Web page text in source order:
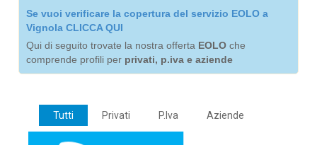
Se vuoi verificare la copertura del servizio EOLO a
Vignola CLICCA QUI
Qui di seguito trovate la nostra offerta EOLO che
comprende profili per privati, p.iva e aziende
Tutti Privati P.Iva Aziende